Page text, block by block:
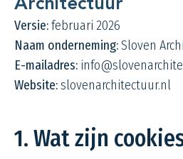
Architectuur
Versie:februari 2026
Naam onderneming:Sloven
E-mailadres:
Website:slovenarchitectuur.nl
1. Wat zijn